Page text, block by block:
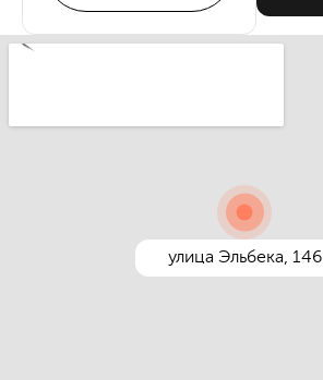
улица Эльбека, 146